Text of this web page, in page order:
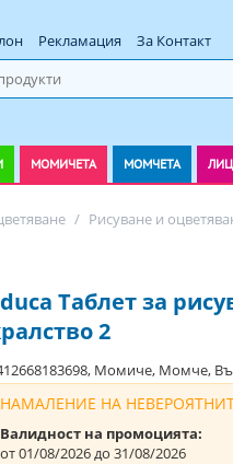
Рекламация За Контакт
МОМИЧЕТА МОМЧЕТА
/ Рисуване и
Таблет за
2
Момиче, Момче,
НАМАЛЕНИЕ НА
Валидност на промоцията:
от 01/08/2026 до 31/08/2026